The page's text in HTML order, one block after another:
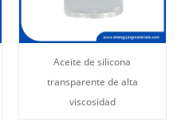
Aceite de silicona
transparente de alta
viscosidad